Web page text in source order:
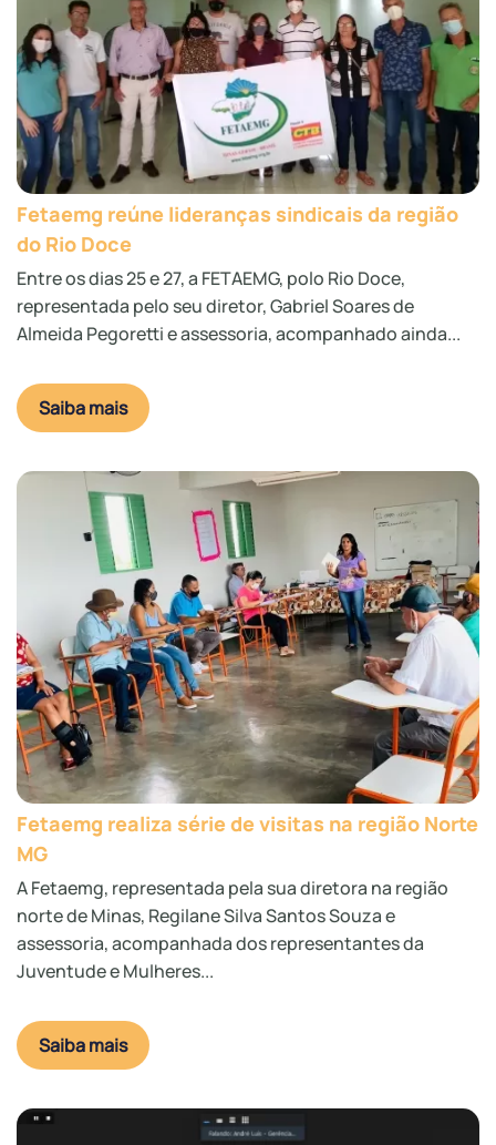
Fetaemg reúne lideranças sindicais da região
do Rio Doce
Entre os dias 25 e 27, a FETAEMG, polo Rio Doce,
representada pelo seu diretor, Gabriel Soares de
Almeida Pegoretti e assessoria, acompanhado ainda...
Saiba mais
Fetaemg realiza série de visitas na região Norte
MG
A Fetaemg, representada pela sua diretora na região
norte de Minas, Regilane Silva Santos Souza e
assessoria, acompanhada dos representantes da
Juventude e Mulheres...
Saiba mais